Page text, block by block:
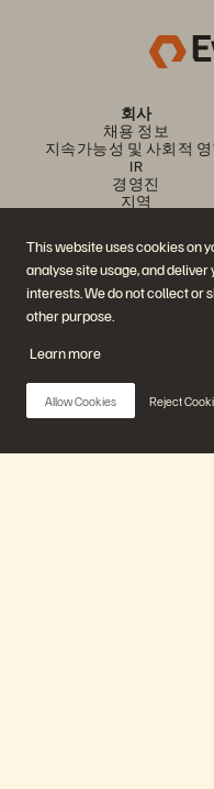
This website uses cookies on
analyse site usage, and
interests. We do not collect or
other purpose.
Learn more
Allow Cookies Reject
회사
채용 정보
지속가능성 및 사회적
IR
경영진
지역
엔터프라이즈 데이터 클
드
에버퓨어 플랫폼
(Evergreen//One)
플래시블레이드
드//EXA(FlashBlade//
리얼타임 엔터프라이즈 파